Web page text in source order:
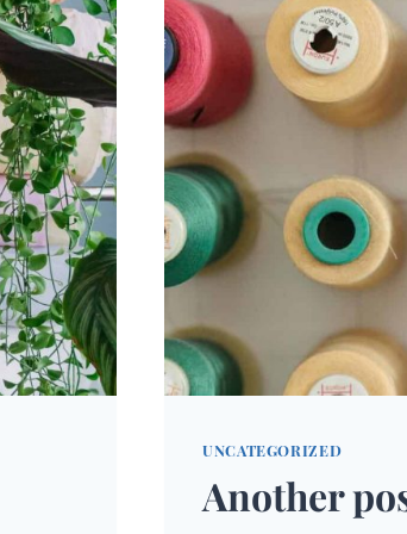
UNCATEGORIZED
Another